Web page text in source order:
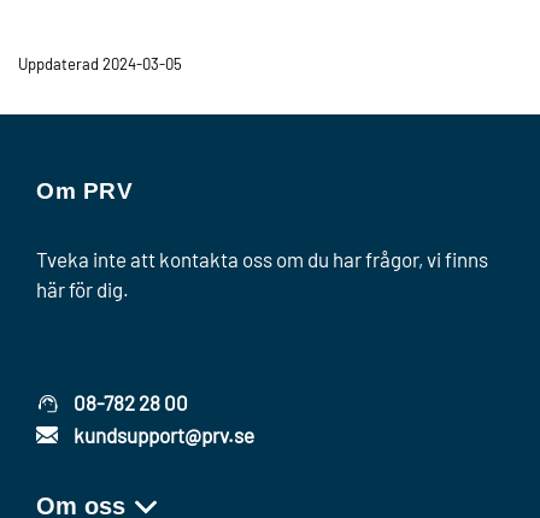
Uppdaterad 2024-03-05
Om PRV
Tveka inte att kontakta oss om du har frågor, vi finns
här för dig.
08-782 28 00
kundsupport@prv.se
Om oss